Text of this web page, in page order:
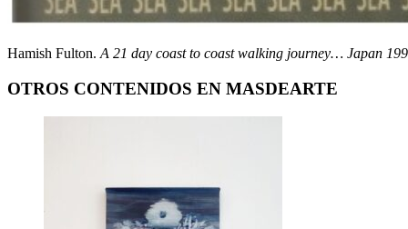
Hamish Fulton. A 21 day coast to coast walking journey… Japan
OTROS CONTENIDOS EN MASDEARTE